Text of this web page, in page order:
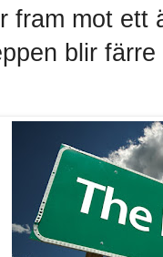
fram mot ett
blir